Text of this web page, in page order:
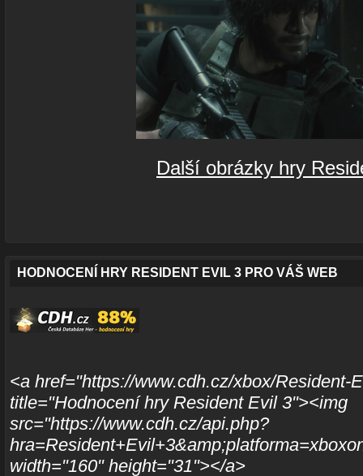
Další obrázky hry
HODNOCENÍ HRY RESIDENT EVIL 3 PRO VÁŠ WEB
<a href="https://www.cdh.cz/xbox/Resident-
title="Hodnocení hry Resident Evil 3"><img
src="https://www.cdh.cz/api.php?
width="160" height="31"></a>